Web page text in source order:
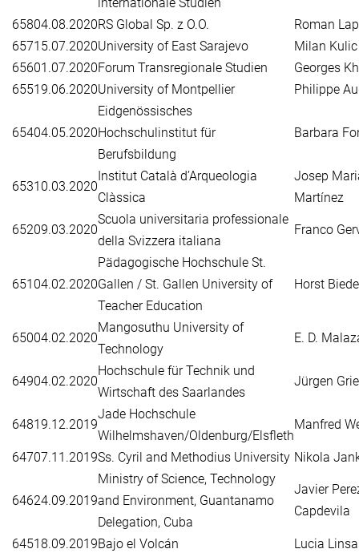
internationale Studien
65804.08.2020RS Global Sp. z O.O.
Roman
65715.07.2020University of East Sarajevo
Milan Kulic
65601.07.2020Forum Transregionale Studien
Georges
65519.06.2020University of Montpellier Philippe
65404.05.2020
Eidgenössisches
Hochschulinstitut für
Berufsbildung
Barbara
65310.03.2020
Institut Català d’Arqueologia
Clàssica
Josep
Martínez
65209.03.2020
Scuola universitaria professionale
della Svizzera italiana
Franco
651 04.02.2020
Pädagogische Hochschule St.
Gallen / St. Gallen University of
Teacher Education
Horst
65004.02.2020
Mangosuthu University of
Technology
E. D.
64904.02.2020
Hochschule für Technik und
Wirtschaft des Saarlandes
Jürgen
64819.12.2019
Jade Hochschule
Wilhelmshaven/Oldenburg/Elsfleth
Manfred
64707.11.2019Ss. Cyril and Methodius University Nikola
64624.09.2019
Ministry of Science, Technology
and Environment, Guantanamo
Delegation, Cuba
Javier
Capdevila
64518.09.2019Bajo el Volcán
Lucia